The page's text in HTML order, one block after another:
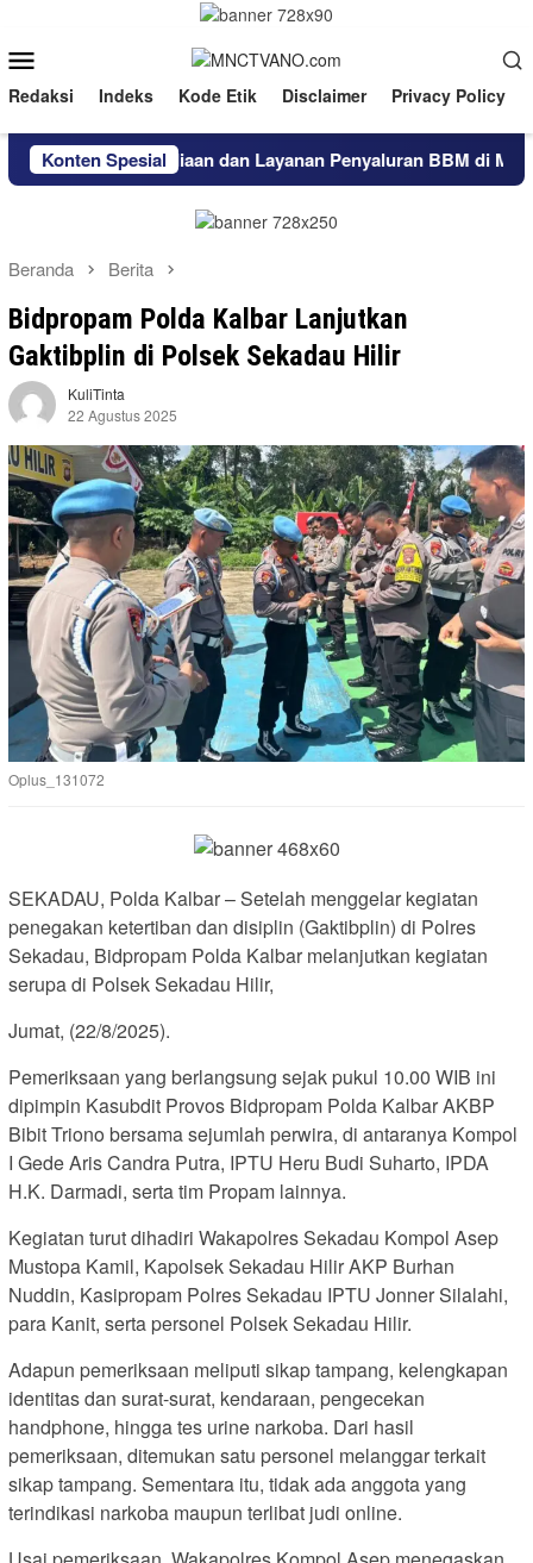
konten
Mobile
Redaksi Indeks Kode Etik Disclaimer Privacy Policy
Konten Spesial
Ketersediaan dan Layanan Penyaluran BBM di Masohi
Beranda Berita
Bidpropam Polda Kalbar Lanjutkan
Gaktibplin di Polsek Sekadau Hilir
KuliTinta
22 Agustus 2025
Oplus_131072
SEKADAU, Polda Kalbar – Setelah menggelar kegiatan
penegakan ketertiban dan disiplin (Gaktibplin) di Polres
Sekadau, Bidpropam Polda Kalbar melanjutkan kegiatan
serupa di Polsek Sekadau Hilir,
Jumat, (22/8/2025).
Pemeriksaan yang berlangsung sejak pukul 10.00 WIB ini
dipimpin Kasubdit Provos Bidpropam Polda Kalbar AKBP
Bibit Triono bersama sejumlah perwira, di antaranya Kompol
I Gede Aris Candra Putra, IPTU Heru Budi Suharto, IPDA
H.K. Darmadi, serta tim Propam lainnya.
Kegiatan turut dihadiri Wakapolres Sekadau Kompol Asep
Mustopa Kamil, Kapolsek Sekadau Hilir AKP Burhan
Nuddin, Kasipropam Polres Sekadau IPTU Jonner Silalahi,
para Kanit, serta personel Polsek Sekadau Hilir.
Adapun pemeriksaan meliputi sikap tampang, kelengkapan
identitas dan surat-surat, kendaraan, pengecekan
handphone, hingga tes urine narkoba. Dari hasil
pemeriksaan, ditemukan satu personel melanggar terkait
sikap tampang. Sementara itu, tidak ada anggota yang
terindikasi narkoba maupun terlibat judi online.